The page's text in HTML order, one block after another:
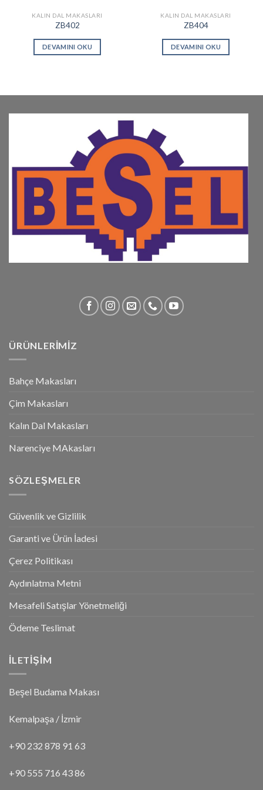
KALIN DAL MAKASLARI
ZB402
DEVAMINI OKU
KALIN DAL MAKASLARI
ZB404
DEVAMINI OKU
ÜRÜNLERİMİZ
Bahçe Makasları
Çim Makasları
Kalın Dal Makasları
Narenciye MAkasları
SÖZLEŞMELER
Güvenlik ve Gizlilik
Garanti ve Ürün İadesi
Çerez Politikası
Aydınlatma Metni
Mesafeli Satışlar Yönetmeliği
Ödeme Teslimat
İLETİŞİM
Beşel Budama Makası
Kemalpaşa / İzmir
+90 232 878 91 63
+90 555 716 43 86